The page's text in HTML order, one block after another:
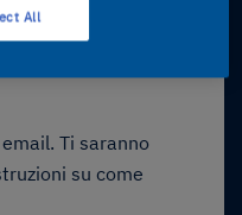
Ti saranno
su come
All